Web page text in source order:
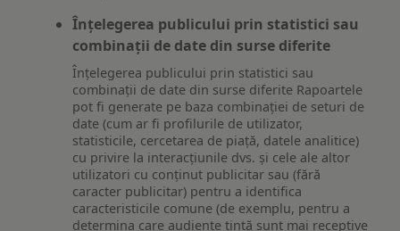
Înțelegerea publicului prin statistici sau
combinații de date din surse diferite
Înțelegerea publicului prin statistici sau
combinații de date din surse diferite Rapoartele
pot fi generate pe baza combinației de seturi de
date (cum ar fi profilurile de utilizator,
statisticile, cercetarea de piață, datele analitice)
cu privire la interacțiunile dvs. și cele ale altor
utilizatori cu conținut publicitar sau (fără
caracter publicitar) pentru a identifica
caracteristicile comune (de exemplu, pentru a
determina care audiențe țintă sunt mai receptive